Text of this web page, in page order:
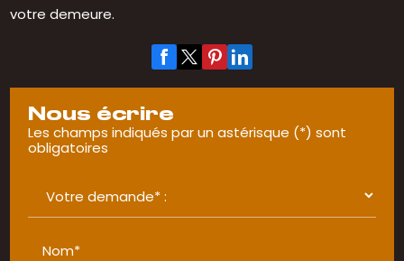
votre demeure.
Nous écrire
Les champs indiqués par un astérisque (*) sont
obligatoires
Nom*